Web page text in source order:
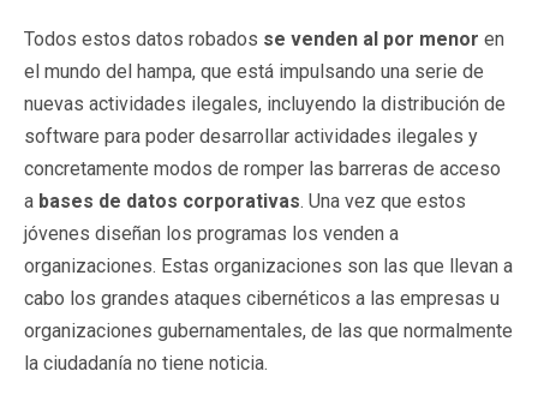
Todos estos datos robados se venden al por menor en
el mundo del hampa, que está impulsando una serie de
nuevas actividades ilegales, incluyendo la distribución de
software para poder desarrollar actividades ilegales y
concretamente modos de romper las barreras de acceso
a bases de datos corporativas. Una vez que estos
jóvenes diseñan los programas los venden a
organizaciones. Estas organizaciones son las que llevan a
cabo los grandes ataques cibernéticos a las empresas u
organizaciones gubernamentales, de las que normalmente
la ciudadanía no tiene noticia.